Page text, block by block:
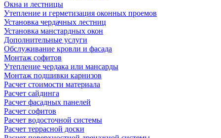
Окна и лестницы
Утепление и герметизация оконных проемов
Установка чердачных лестниц
Установка манстардных окон
Дополнительные услуги
Обслуживание кровли и фасада
Монтаж софитов
Утепление чердака или мансарды
Монтаж подшивки карнизов
Расчет стоимости материала
Расчет сайдинга
Расчет фасадных панелей
Расчет софитов
Расчет водосточной системы
Расчет террасной доски